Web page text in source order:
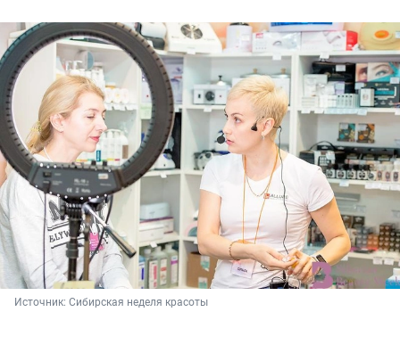
Источник: Сибирская неделя красоты